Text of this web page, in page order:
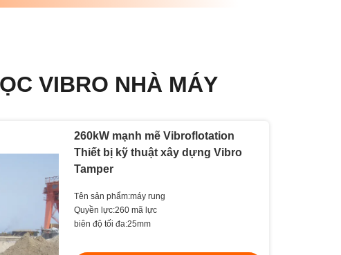
VIBRO NHÀ MÁY
260kW mạnh mẽ Vibroflotation
Thiết bị kỹ thuật xây dựng Vibro
Tamper
Tên sản phẩm:máy rung
Quyền lực:260 mã lực
biên độ tối đa:25mm